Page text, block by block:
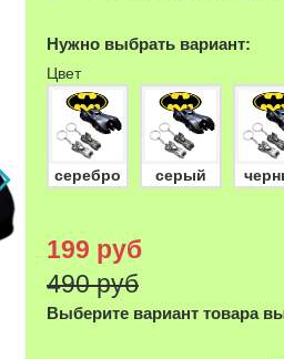
Нужно выбрать вариант:
Цвет
серебро серый
199 руб
490 руб
Выберите вариант товара